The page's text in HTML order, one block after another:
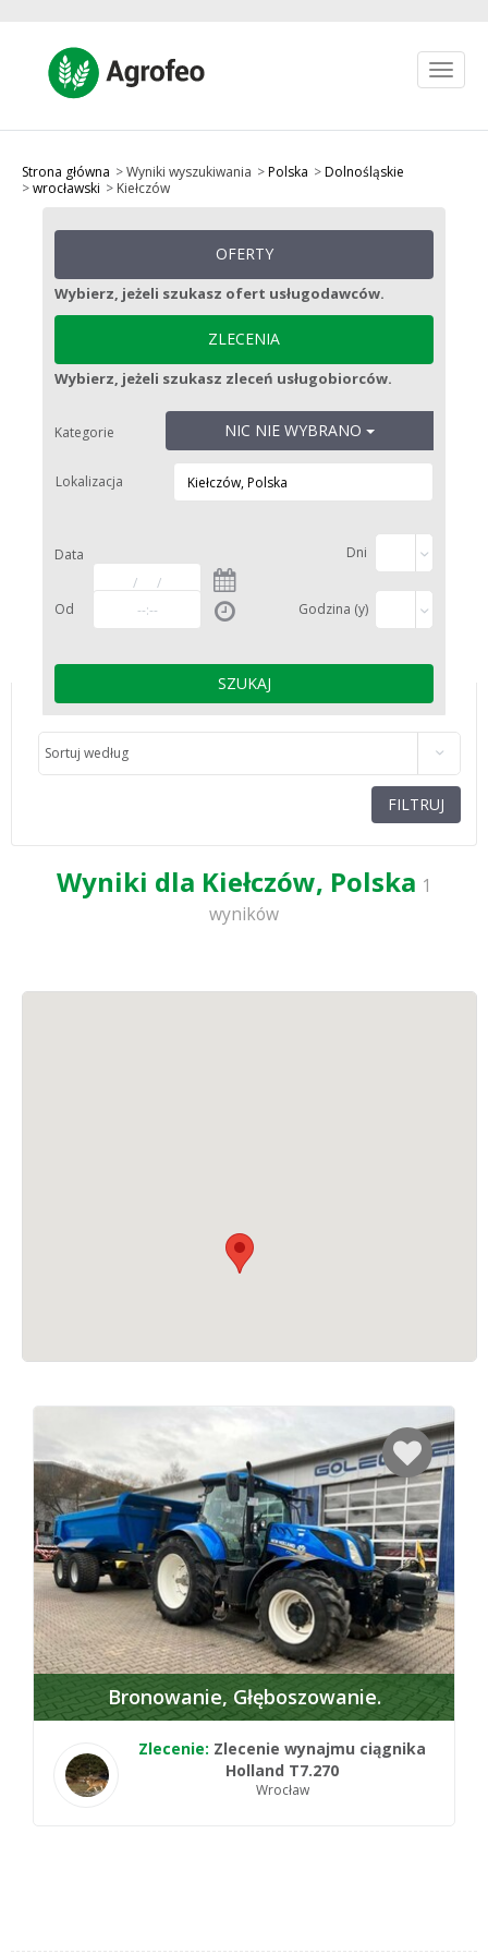
Toggle
Jak to działa?
Ulubione
zł PLN
OPUBLIKUJ OFERTĘ
Strona główna Wyniki wyszukiwania Polska
Dolnośląskie
wrocławski
Kiełczów
OFERTY
Wybierz, jeżeli szukasz ofert usługodawców.
ZLECENIA
Wybierz, jeżeli szukasz zleceń usługobiorców.
Kategorie NIC NIE WYBRANO
Lokalizacja
Data Dni
Od Godzina (y)
Sortuj według
FILTRUJ
Wyniki dla Kiełczów, Polska 1
wyników
Bronowanie Głęboszowanie
Zlecenie: Zlecenie wynajmu ciągnika
Holland T7.270
Wrocław